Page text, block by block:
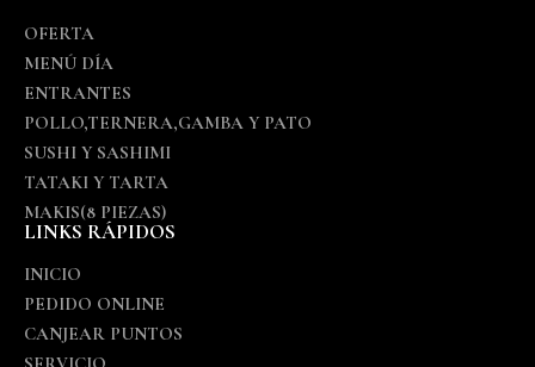
OFERTA
MENÚ DÍA
ENTRANTES
POLLO,TERNERA,GAMBA Y PATO
SUSHI Y SASHIMI
TATAKI Y TARTA
MAKIS(8 PIEZAS)
LINKS RÁPIDOS
INICIO
PEDIDO ONLINE
CANJEAR PUNTOS